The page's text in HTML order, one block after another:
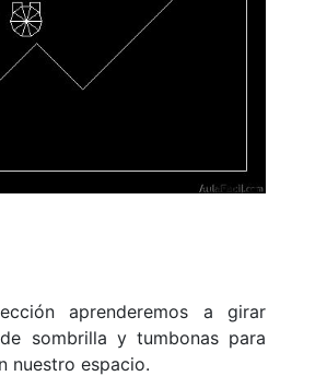
aprenderemos a girar
sombrilla y tumbonas para
nuestro espacio.